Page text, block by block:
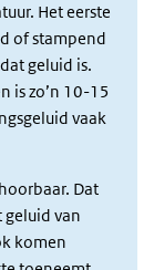
Het eerste
of stampend
geluid is.
is zo’n 10-15
vaak
Dat
van
komen